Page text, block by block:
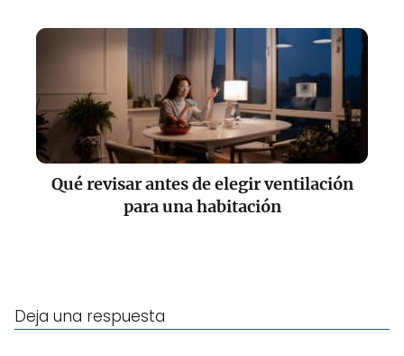
Qué revisar antes de elegir ventilación
para una habitación
Deja una respuesta